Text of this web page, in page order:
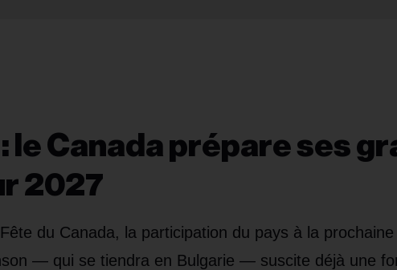
le Canada prépare ses
2027
du Canada, la participation du pays à la
— qui se tiendra en Bulgarie — suscite déjà une